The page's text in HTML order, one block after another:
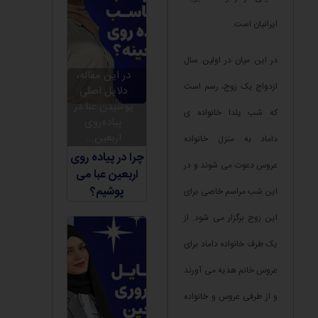
ایرانیان است.
در این میان در اولین سال
ازدواج یک زوج، رسم است
که شب یلدا خانواده ی
داماد به منزل خانواده
عروس دعوت می شوند و در
این شب مراسم خاصی برای
این زوج برگزار می شود. از
یک طرف خانواده داماد برای
عروس خانم هدیه می آورند
و از طرفی عروس و خانواده
در این مقاله،
دلایل اصلی
پوشیدن عبا در
چرا در پیاده روی
اربعین عبا می
پوشیم؟